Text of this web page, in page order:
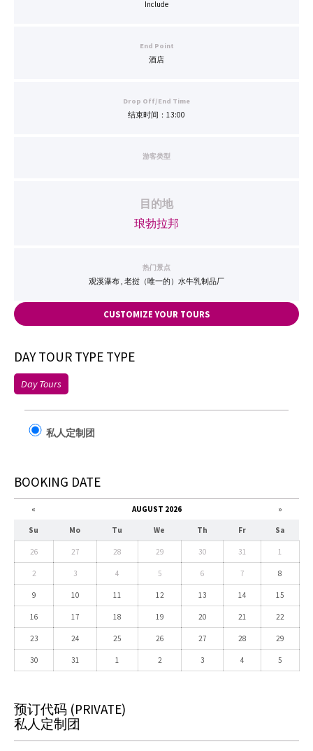
Include
End Point
酒店
Drop Off/End Time
结束时间：13:00
游客类型
目的地
琅勃拉邦
热门景点
观溪瀑布 , 老挝（唯一的）水牛乳制品厂
CUSTOMIZE YOUR TOURS
DAY TOUR TYPE TYPE
Day Tours
私人定制团
BOOKING DATE
« AUGUST 2026 »
Su Mo Tu We Th Fr Sa
26 27 28 29 30 31 1
2 3 4 5 6 7 8
9 10 11 12 13 14 15
16 17 18 19 20 21 22
23 24 25 26 27 28 29
30 31 1 2 3 4 5
预订代码 (PRIVATE)
私人定制团